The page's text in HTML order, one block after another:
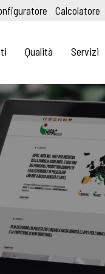
Calcolatore
Qualità Servizi